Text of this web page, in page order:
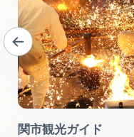
関市観光ガイド